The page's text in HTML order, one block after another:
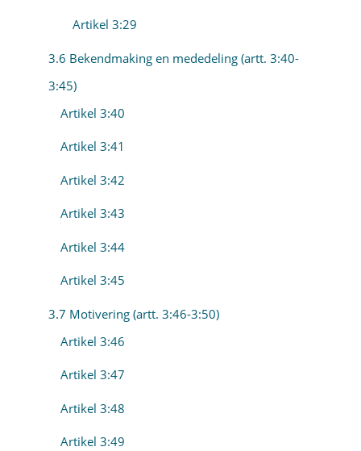
Artikel 3:29
3.6 Bekendmaking en mededeling (artt. 3:40-
3:45)
Artikel 3:40
Artikel 3:41
Artikel 3:42
Artikel 3:43
Artikel 3:44
Artikel 3:45
3.7 Motivering (artt. 3:46-3:50)
Artikel 3:46
Artikel 3:47
Artikel 3:48
Artikel 3:49